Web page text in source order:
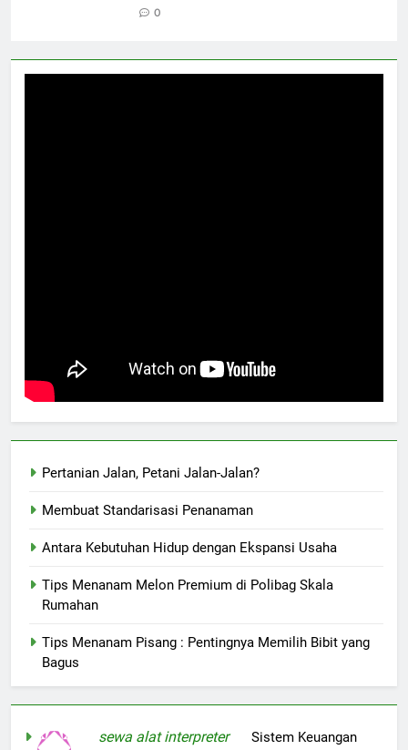
0
Pertanian Jalan, Petani Jalan-Jalan?
Membuat Standarisasi Penanaman
Antara Kebutuhan Hidup dengan Ekspansi Usaha
Tips Menanam Melon Premium di Polibag Skala
Rumahan
Tips Menanam Pisang : Pentingnya Memilih Bibit yang
Bagus
sewa alat interpreteronSistem Keuangan